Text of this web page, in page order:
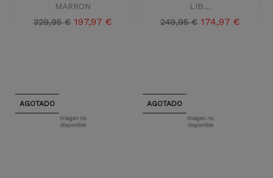
MARRON
Precio
329,95 € Precio
197,97 €
LIB...
Precio
249,95 € Precio
174,97 €
AGOTADO AGOTADO